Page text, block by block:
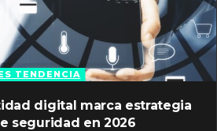
TENDENCIA
digital marca estrategia
seguridad en 2026